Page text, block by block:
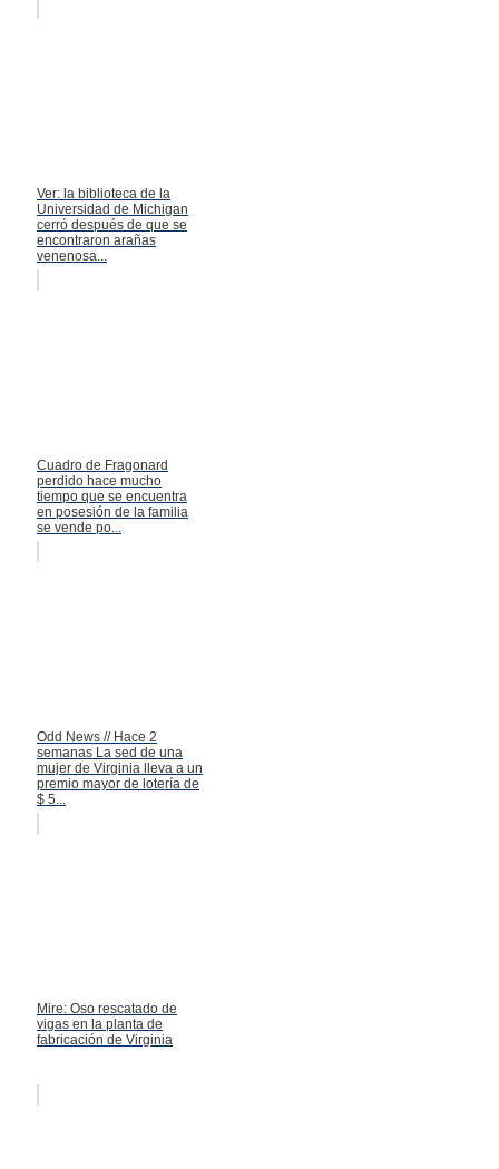
Ver: la biblioteca de la
Universidad de Michigan
cerró después de que se
encontraron arañas
venenosa...
Cuadro de Fragonard
perdido hace mucho
tiempo que se encuentra
en posesión de la familia
se vende po...
Odd News // Hace 2
semanas La sed de una
mujer de Virginia lleva a un
premio mayor de lotería de
$ 5...
Mire: Oso rescatado de
vigas en la planta de
fabricación de Virginia